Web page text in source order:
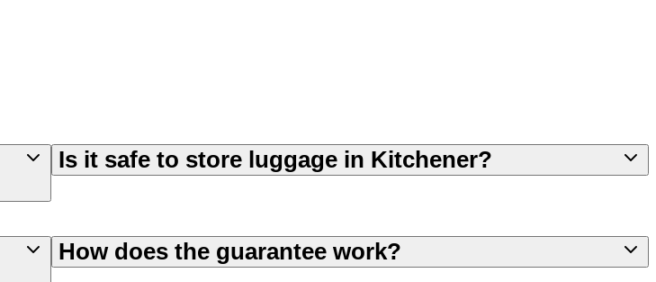
Is it safe to store luggage in Kitchener?
How does the guarantee work?